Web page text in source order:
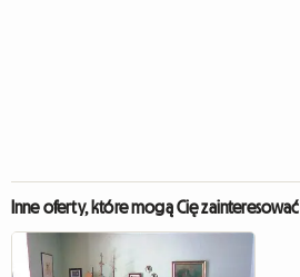
Inne oferty, które mogą Cię zainteresować